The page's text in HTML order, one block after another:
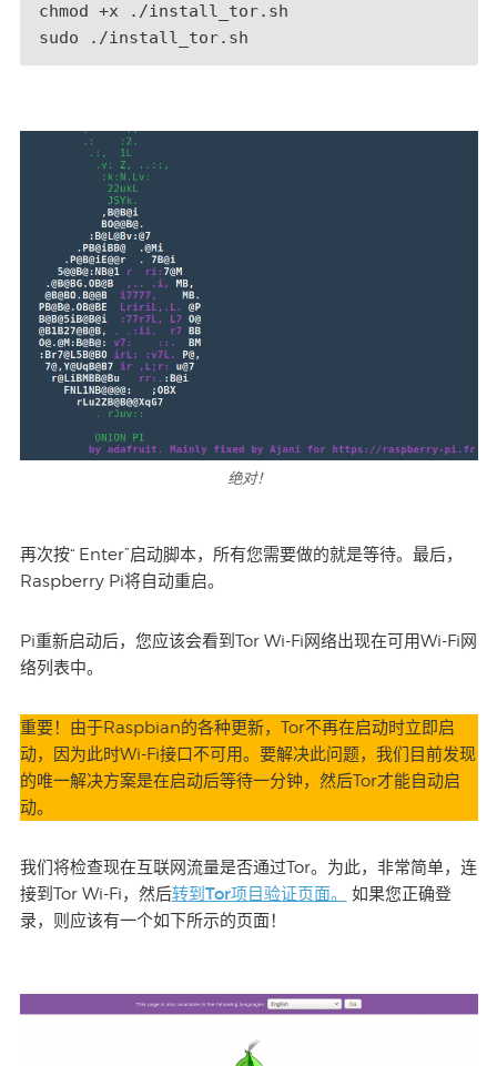
chmod +x ./install_tor.sh
sudo ./install_tor.sh
绝对！
再次按“ Enter”启动脚本，所有您需要做的就是等待。最后，
Raspberry Pi将自动重启。
Pi重新启动后，您应该会看到Tor Wi-Fi网络出现在可用Wi-Fi网
络列表中。
重要！
由于Raspbian的各种更新，Tor不再在启动时立即启
动，因为此时Wi-Fi接口不可用。要解决此问题，我们目前发现
的唯一解决方案是在启动后等待一分钟， 然后Tor才能自动启
动。
我们将检查现在互联网流量是否通过Tor。为此，非常简单，连
接到Tor Wi-Fi，然后转到Tor项目验证页面。
如果您正确登
录，则应该有一个如下所示的页面！